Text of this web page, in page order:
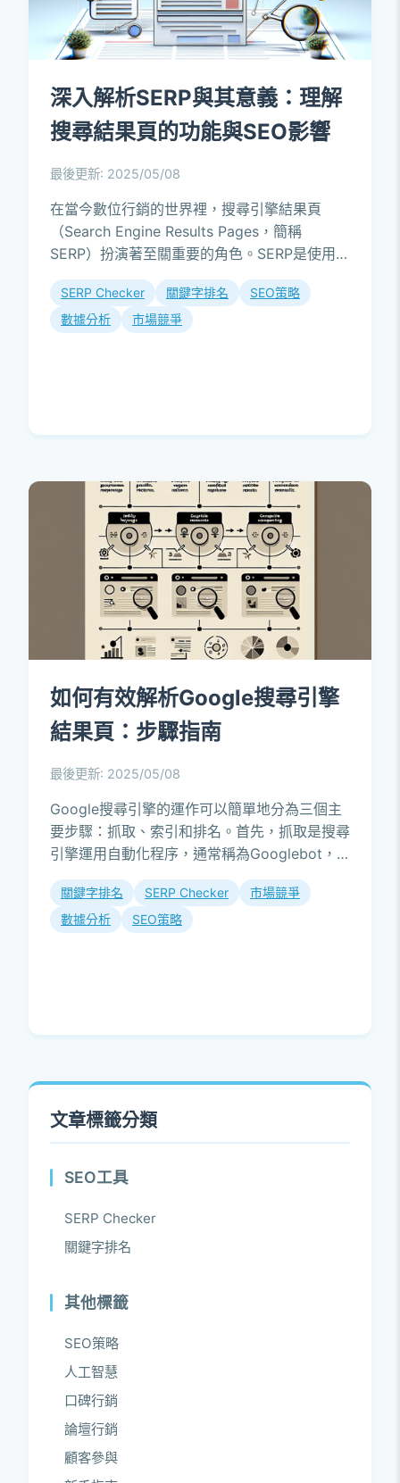
深入解析SERP與其意義：理解
搜尋結果頁的功能與SEO影響
最後更新: 2025/05/08
在當今數位行銷的世界裡，搜尋引擎結果頁
（Search Engine Results Pages，簡稱
SERP）扮演著至關重要的角色。SERP是使用者
在輸入關鍵字後，搜尋引擎所回傳的結果頁面，
這不僅是網...
SERP Checker 關鍵字排名
SEO策略
數據分析
市場競爭
如何有效解析Google搜尋引擎
結果頁：步驟指南
最後更新: 2025/05/08
Google搜尋引擎的運作可以簡單地分為三個主
要步驟：抓取、索引和排名。首先，抓取是搜尋
引擎運用自動化程序，通常稱為Googlebot，
來訪問網頁並獲取其內容。Googlebot會持續
掃描整個網路，尋...
關鍵字排名 SERP Checker
市場競爭
數據分析
SEO策略
文章標籤分類
SEO工具
SERP Checker
關鍵字排名
其他標籤
SEO策略
人工智慧
口碑行銷
論壇行銷
顧客參與